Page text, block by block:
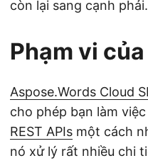
còn lại sang cạnh phải.
Phạm vi
Aspose.Words Cloud
cho phép bạn làm
REST APIs một cách
nó xử lý rất nhiều chi